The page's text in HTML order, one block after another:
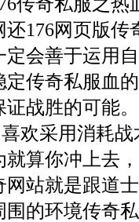
176网页版传
会善于运用
定传奇私服血
战胜的可能
欢采用消耗
算你冲上去
站就是跟道
的环境传奇